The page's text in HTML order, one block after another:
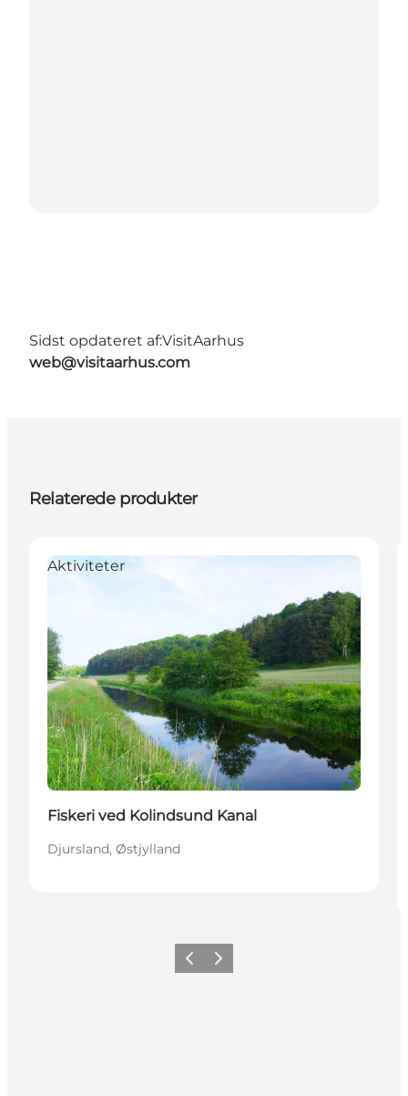
Sidst opdateret af:VisitAarhus
web@visitaarhus.com
Relaterede produkter
Aktiviteter
Fiskeri ved Kolindsund Kanal
Djursland, Østjylland
ForrigeNæste